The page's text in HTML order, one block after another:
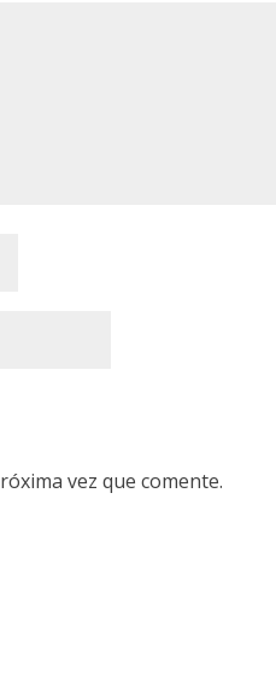
vez que comente.